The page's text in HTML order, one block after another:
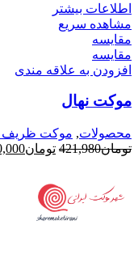
اطلاعات بیشتر
مشاهده سریع
مقایسه
مقایسه
افزودن به علاقه مندی
موکت نهال
محصولات, موکت ظریف
تومان421,980 قیمت
بود.
تومان